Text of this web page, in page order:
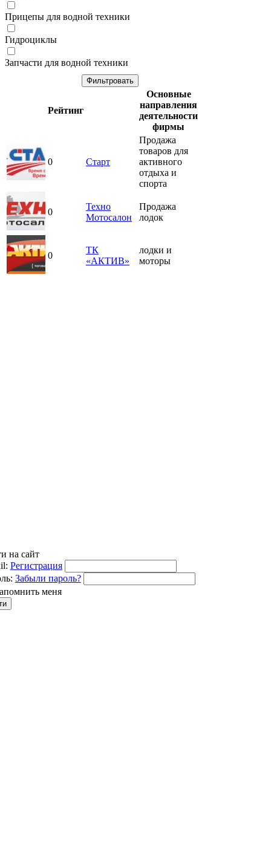
Прицепы для водной техники
Гидроциклы
Запчасти для водной техники
Рейтинг
Основные
направления
деятельности
фирмы
0 Старт
Продажа
товаров для
активного
отдыха и
спорта
0
Техно
Мотосалон
Продажа
лодок
0
ТК
«АКТИВ»
лодки и
моторы
на сайт
Регистрация
Забыли пароль?
меня